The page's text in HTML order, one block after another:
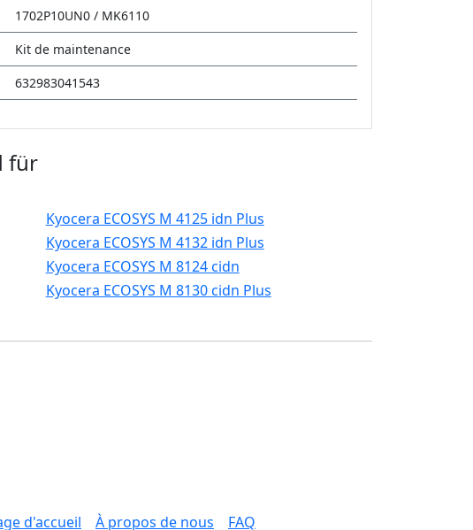
1702P10UN0 / MK6110
Kit de maintenance
632983041543
für
Kyocera ECOSYS M 4125 idn Plus
Kyocera ECOSYS M 4132 idn Plus
Kyocera ECOSYS M 8124 cidn
Kyocera ECOSYS M 8130 cidn Plus
d'accueil À propos de nous FAQ